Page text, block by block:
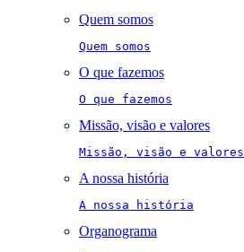
Quem somos
Quem somos
O que fazemos
O que fazemos
Missão, visão e valores
Missão, visão e valores
A nossa história
A nossa história
Organograma